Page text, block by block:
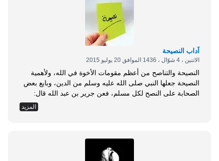
آداب النصيحة
الاثنين ، 4 شوّال ، 1436 الموافق 20 يوليو 2015
النصيحة والتناصح من أعظم مقومات الأخوة في الله، ولأهمية
النصيحة جعلها النبي صلى الله عليه وسلم من الدين، وبايع بعض
الصحابة على النصح لكل مسلم، فعن جرير بن عبد الله قال:
مسلم&raquo;(1). والنصيحة وردت في القرآن كصفة من صفات
المزيد